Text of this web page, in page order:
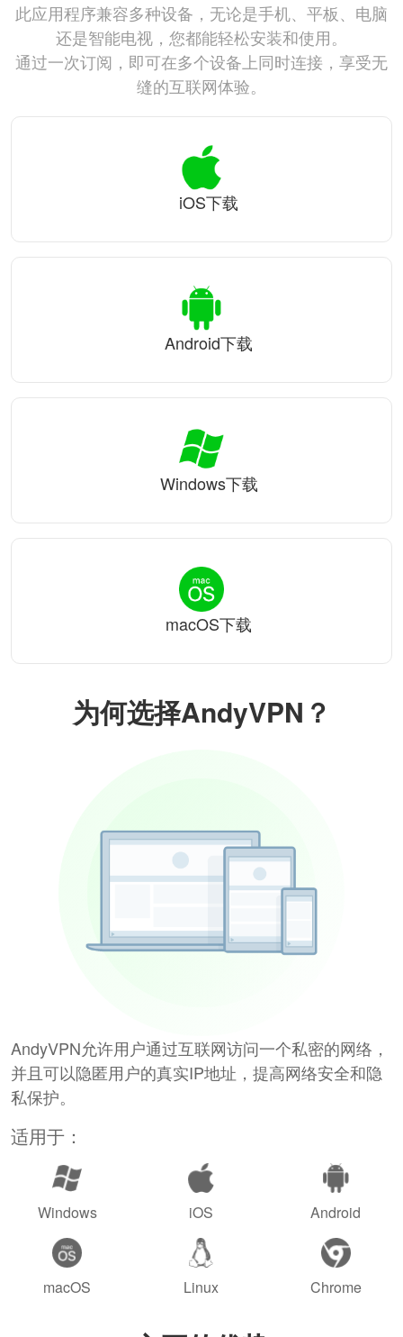
为何选择AndyVPN？
AndyVPN允许用户通过互联网访问一个私密的网络，
并且可以隐匿用户的真实IP地址，提高网络安全和隐
私保护。
适用于：
Windows iOS Android
macOS Linux Chrome
此应用程序兼容多种设备，无论是手机、平板、电脑
还是智能电视，您都能轻松安装和使用。
通过一次订阅，即可在多个设备上同时连接，享受无
缝的互联网体验。
iOS下载
Android下载
Windows下载
macOS下载